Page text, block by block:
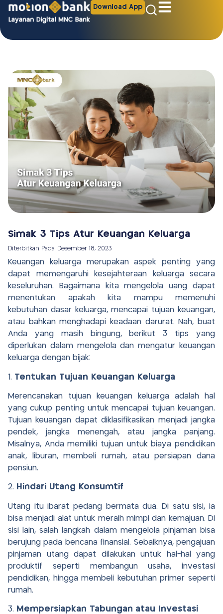
Download App
Simak 3 Tips Atur Keuangan Keluarga
Diterbitkan Pada Desember 18, 2023
Keuangan keluarga merupakan aspek penting yang
dapat memengaruhi kesejahteraan keluarga secara
keseluruhan. Bagaimana kita mengelola uang dapat
menentukan apakah kita mampu memenuhi
kebutuhan dasar keluarga, mencapai tujuan keuangan,
atau bahkan menghadapi keadaan darurat. Nah, buat
Anda yang masih bingung, berikut 3 tips yang
diperlukan dalam mengelola dan mengatur keuangan
keluarga dengan bijak:
1. Tentukan Tujuan Keuangan Keluarga
Merencanakan tujuan keuangan keluarga adalah hal
yang cukup penting untuk mencapai tujuan keuangan.
Tujuan keuangan dapat diklasifikasikan menjadi jangka
pendek, jangka menengah, atau jangka panjang.
Misalnya, Anda memiliki tujuan untuk biaya pendidikan
anak, liburan, membeli rumah, atau persiapan dana
pensiun.
2. Hindari Utang Konsumtif
Utang itu ibarat pedang bermata dua. Di satu sisi, ia
bisa menjadi alat untuk meraih mimpi dan kemajuan. Di
sisi lain, salah langkah dalam mengelola pinjaman bisa
berujung pada bencana finansial. Sebaiknya, pengajuan
pinjaman utang dapat dilakukan untuk hal-hal yang
produktif seperti membangun usaha, investasi
pendidikan, hingga membeli kebutuhan primer seperti
rumah.
3. Mempersiapkan Tabungan atau Investasi